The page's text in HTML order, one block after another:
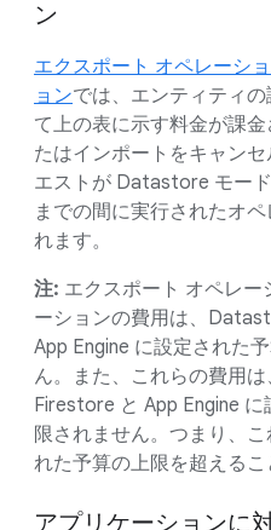
ン
エクスポート オペレーシ
ョンでは、エンティティ
て上の表に示す料金が課
たはインポートをキャン
エストが Datastore モー
までの間に実行されたオ
れます。
注: エクスポート オペレー
ーションの費用は、
App Engine に設定された
ん。また、これらの費用
Firestore と App Engine
限されません。つまり、
れた予算の上限を超えるこ
アプリケーションに